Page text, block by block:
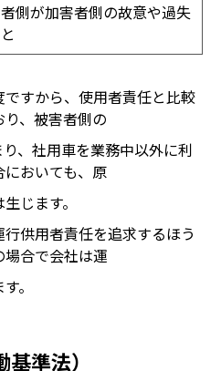
側が加害者側の故意や過失
すから、使用者責任と比較
、被害者側の
、社用車を業務中以外に利
おいても、原
じます。
供用者責任を追求するほう
合で会社は運
。
準法）